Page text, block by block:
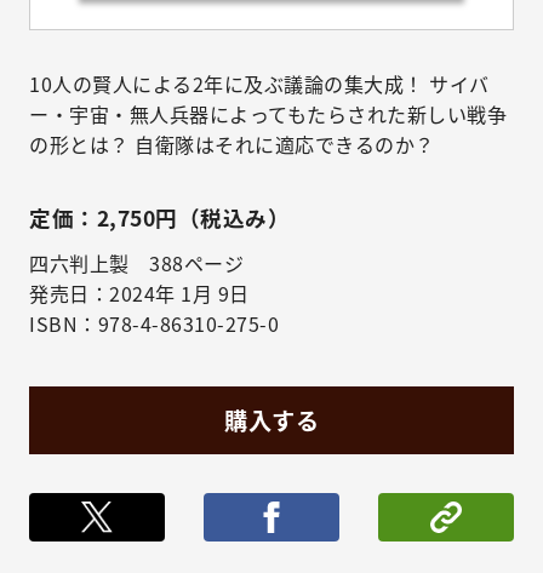
10人の賢人による2年に及ぶ議論の集大成！ サイバ
ー・宇宙・無人兵器によってもたらされた新しい戦争
の形とは？ 自衛隊はそれに適応できるのか？
定価：2,750円（税込み）
四六判上製 388ページ
発売日：2024年 1月 9日
ISBN：978-4-86310-275-0
購入する
ポストする シェア